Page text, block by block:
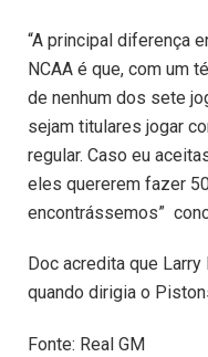
“A principal diferença
NCAA é que, com um
de nenhum dos sete
sejam titulares jogar
regular. Caso eu
eles quererem fazer
encontrássemos”
Doc acredita que
quando dirigia o
Fonte: Real GM